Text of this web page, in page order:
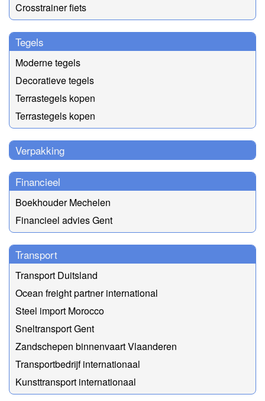
Crosstrainer fiets
Tegels
Moderne tegels
Decoratieve tegels
Terrastegels kopen
Terrastegels kopen
Verpakking
Financieel
Boekhouder Mechelen
Financieel advies Gent
Transport
Transport Duitsland
Ocean freight partner international
Steel import Morocco
Sneltransport Gent
Zandschepen binnenvaart Vlaanderen
Transportbedrijf internationaal
Kunsttransport internationaal